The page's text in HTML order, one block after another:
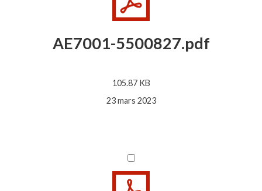
AE7001-5500827.pdf
105.87 KB
23 mars 2023